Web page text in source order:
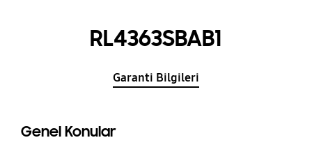
RL4363SBAB1
Garanti Bilgileri
Genel Konular